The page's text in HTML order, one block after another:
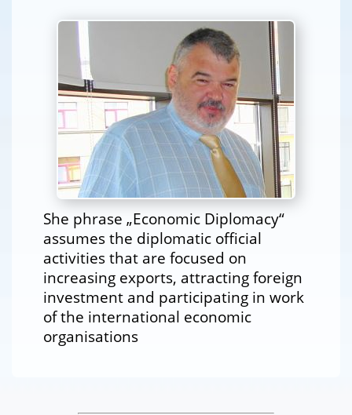
She phrase „Economic Diplomacy“
assumes the diplomatic official
activities that are focused on
increasing exports, attracting foreign
investment and participating in work
of the international economic
organisations